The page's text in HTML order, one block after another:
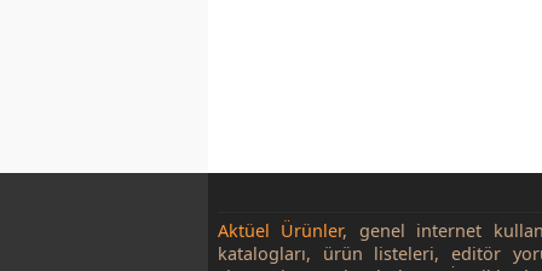
Aktüel Ürünler, genel internet
katalogları, ürün listeleri, editör